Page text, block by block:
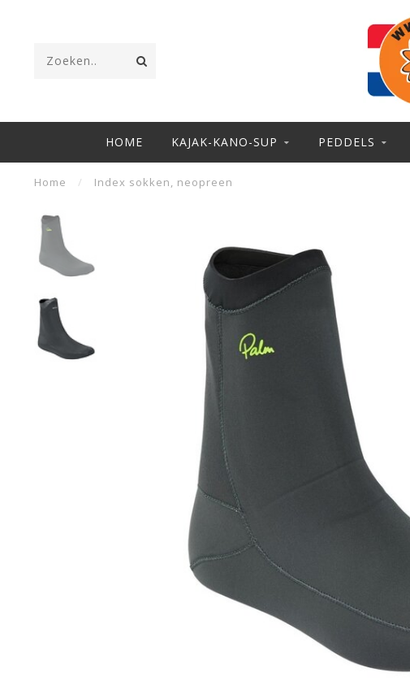
HOME KAJAK-KANO-SUP PEDDELS
Home / Index sokken, neopreen